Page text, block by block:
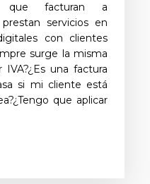
que facturan a
prestan servicios en
con clientes
surge la misma
una factura
si mi cliente está
que aplicar